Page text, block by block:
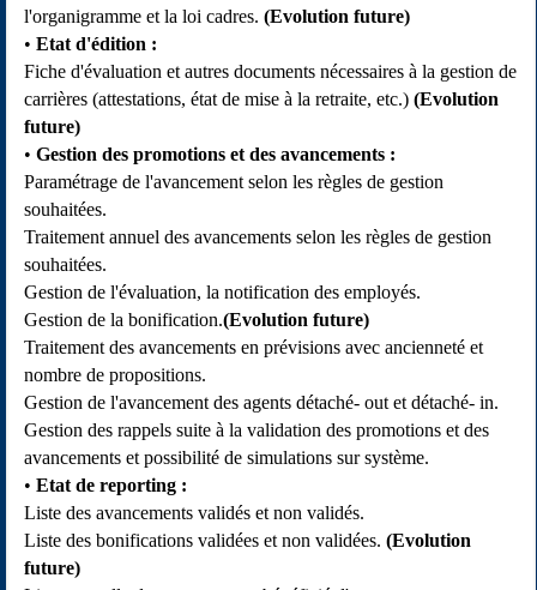
l'organigramme et la loi cadres. (Evolution future)
Etat d'édition :
Fiche d'évaluation et autres documents nécessaires à la gestion de
carrières (attestations, état de mise à la retraite, etc.) (Evolution
future)
Gestion des promotions et des avancements :
Paramétrage de l'avancement selon les règles de gestion
souhaitées.
Traitement annuel des avancements selon les règles de gestion
souhaitées.
Gestion de l'évaluation, la notification des employés.
Gestion de la bonification.(Evolution future)
Traitement des avancements en prévisions avec ancienneté et
nombre de propositions.
Gestion de l'avancement des agents détaché- out et détaché- in.
Gestion des rappels suite à la validation des promotions et des
avancements et possibilité de simulations sur système.
Etat de reporting :
Liste des avancements validés et non validés.
Liste des bonifications validées et non validées. (Evolution
future)